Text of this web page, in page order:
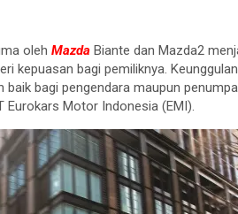
oleh Mazda Biante dan Mazda2
kepuasan bagi pemiliknya.
bagi pengendara maupun
Eurokars Motor Indonesia (EMI).